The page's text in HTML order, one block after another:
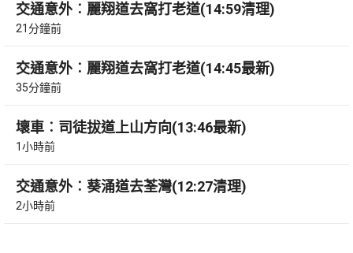
交通意外︰麗翔道去窩打老道(14:59清理)
21分鐘前
交通意外︰麗翔道去窩打老道(14:45最新)
35分鐘前
壞車︰司徒拔道上山方向(13:46最新)
1小時前
交通意外︰葵涌道去荃灣(12:27清理)
2小時前